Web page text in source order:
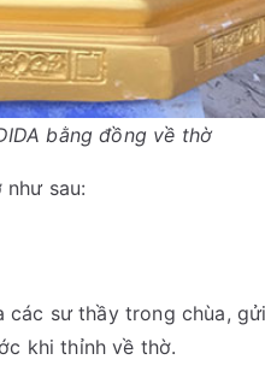
bằng đồng về thờ
sau:
các sư thầy trong chùa,
khi thỉnh về thờ.